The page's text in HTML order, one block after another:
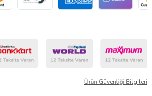
Ürün Güvenliği Bilgileri